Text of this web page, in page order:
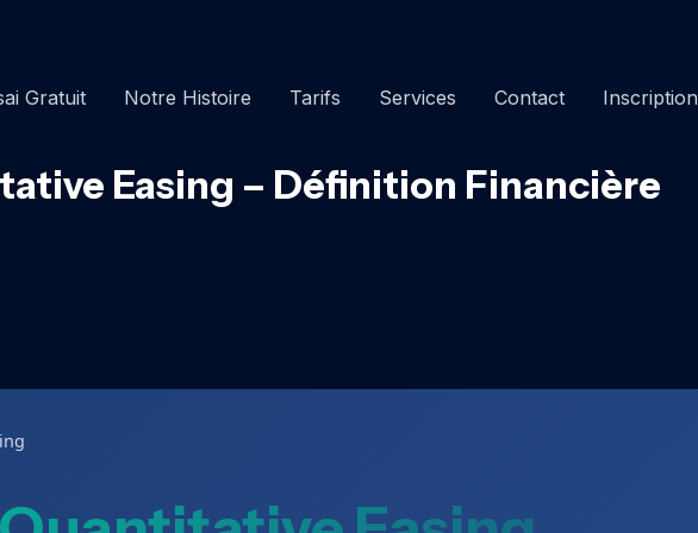
Gratuit Notre Histoire Tarifs Services Contact Inscription
Easing – Définition Financière